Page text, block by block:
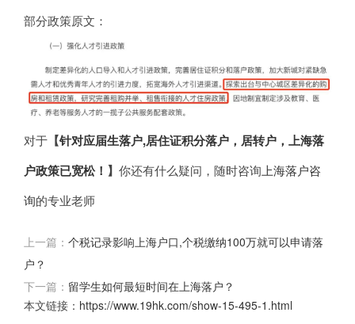
部分政策原文：
对于 【针对应届生落户,居住证积分落户，居转户，上海落
户政策已宽松！ 】 你还有什么疑问，随时咨询 上海落户咨
询的专业老师
上一篇： 个税记录影响上海户口,个税缴纳100万就可以申请落
户？
下一篇： 留学生如何最短时间在上海落户？
本文链接： https://www.19hk.com/show-15-495-1.html